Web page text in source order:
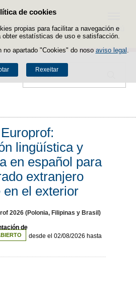
de cookies
propias para facilitar a navegación e
estatísticas de uso e satisfacción.
no apartado "Cookies" do noso aviso legal
Rexeitar
Saltar ao contido
Buscador
Menú
lingüística y
en español para
extranjero
en el exterior
2026 (Polonia, Filipinas y Brasil)
de
desde el 02/08/2026 hasta